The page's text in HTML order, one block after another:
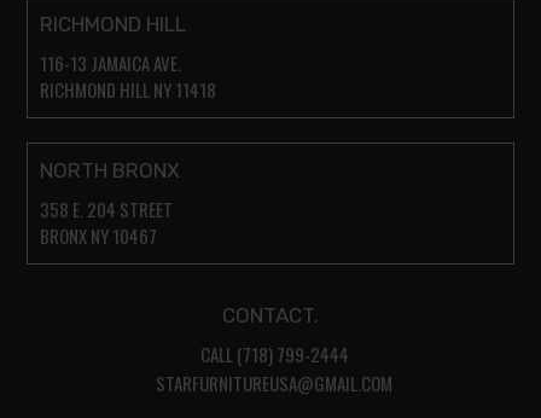
RICHMOND HILL
116-13 JAMAICA AVE.
RICHMOND HILL NY 11418
NORTH BRONX
358 E. 204 STREET
BRONX NY 10467
CONTACT.
CALL (718) 799-2444
STARFURNITUREUSA@GMAIL.COM